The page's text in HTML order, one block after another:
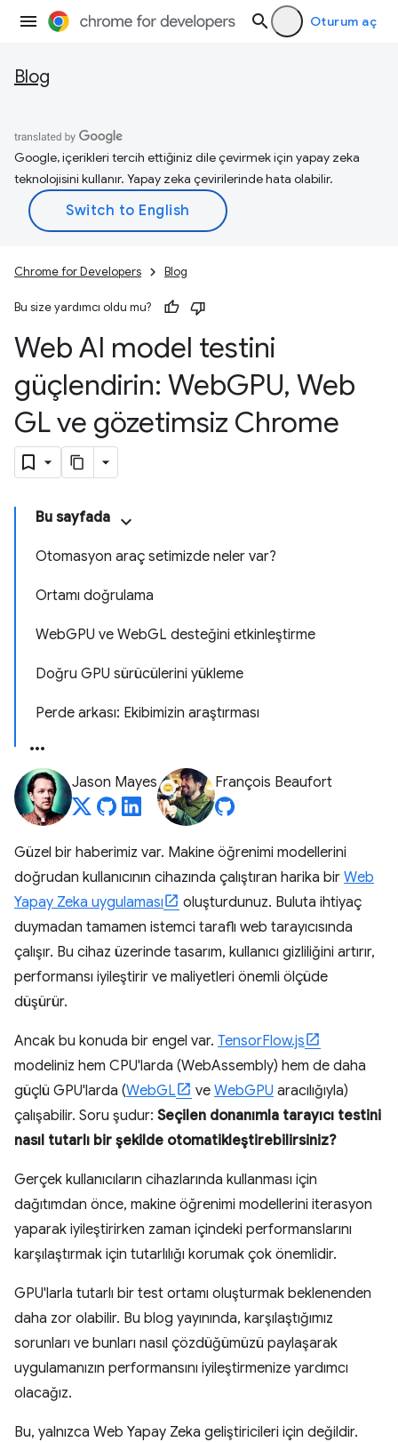
Oturum aç
Blog
Google, içerikleri tercih ettiğiniz dile çevirmek için yapay zeka
teknolojisini kullanır. Yapay zeka çevirilerinde hata olabilir.
Chrome for Developers Blog
Bu size yardımcı oldu mu?
Web AI model testini
güçlendirin: WebGPU, Web
GL ve gözetimsiz Chrome
Bu sayfada
Otomasyon araç setimizde neler var?
Ortamı doğrulama
WebGPU ve WebGL desteğini etkinleştirme
Doğru GPU sürücülerini yükleme
Perde arkası: Ekibimizin araştırması
Jason Mayes François Beaufort
Güzel bir haberimiz var. Makine öğrenimi modellerini
doğrudan kullanıcının cihazında çalıştıran harika bir Web
Yapay Zeka uygulaması
oluşturdunuz. Buluta ihtiyaç
duymadan tamamen istemci taraflı web tarayıcısında
çalışır. Bu cihaz üzerinde tasarım, kullanıcı gizliliğini artırır,
performansı iyileştirir ve maliyetleri önemli ölçüde
düşürür.
Ancak bu konuda bir engel var. TensorFlow.js
modeliniz hem CPU'larda (WebAssembly) hem de daha
güçlü GPU'larda (WebGL ve WebGPU aracılığıyla)
çalışabilir. Soru şudur: Seçilen donanımla tarayıcı testini
nasıl tutarlı bir şekilde otomatikleştirebilirsiniz?
Gerçek kullanıcıların cihazlarında kullanması için
dağıtımdan önce, makine öğrenimi modellerini iterasyon
yaparak iyileştirirken zaman içindeki performanslarını
karşılaştırmak için tutarlılığı korumak çok önemlidir.
GPU'larla tutarlı bir test ortamı oluşturmak beklenenden
daha zor olabilir. Bu blog yayınında, karşılaştığımız
sorunları ve bunları nasıl çözdüğümüzü paylaşarak
uygulamanızın performansını iyileştirmenize yardımcı
olacağız.
Bu, yalnızca Web Yapay Zeka geliştiricileri için değildir.